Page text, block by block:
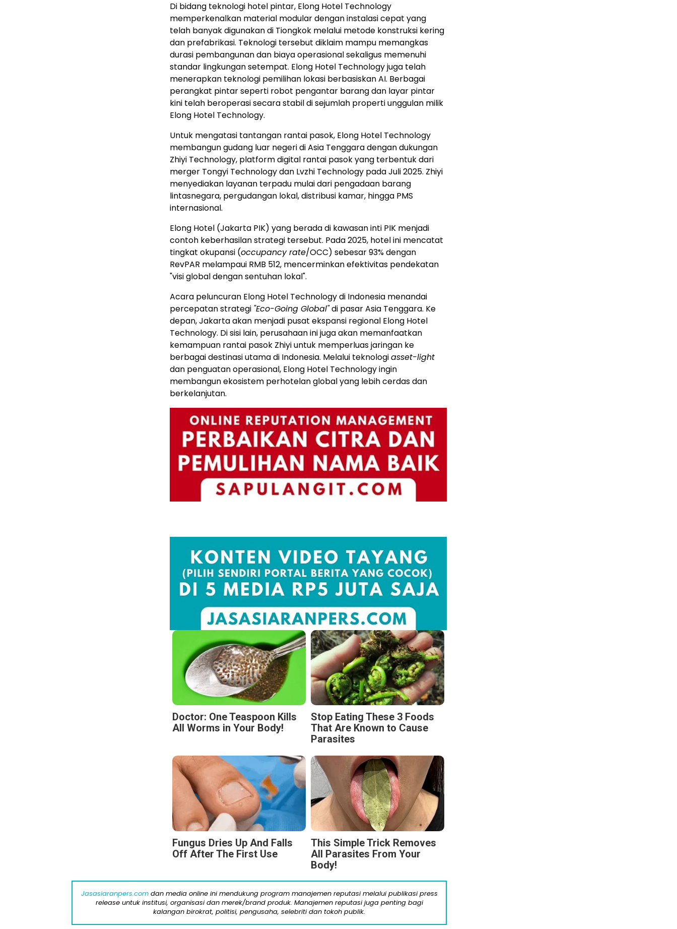
Di bidang teknologi hotel pintar, Elong Hotel Technology
memperkenalkan material modular dengan instalasi cepat yang
telah banyak digunakan di Tiongkok melalui metode konstruksi kering
dan prefabrikasi. Teknologi tersebut diklaim mampu memangkas
durasi pembangunan dan biaya operasional sekaligus memenuhi
standar lingkungan setempat. Elong Hotel Technology juga telah
menerapkan teknologi pemilihan lokasi berbasiskan AI. Berbagai
perangkat pintar seperti robot pengantar barang dan layar pintar
kini telah beroperasi secara stabil di sejumlah properti unggulan milik
Elong Hotel Technology.
Untuk mengatasi tantangan rantai pasok, Elong Hotel Technology
membangun gudang luar negeri di Asia Tenggara dengan dukungan
Zhiyi Technology, platform digital rantai pasok yang terbentuk dari
merger Tongyi Technology dan Lvzhi Technology pada Juli 2025. Zhiyi
menyediakan layanan terpadu mulai dari pengadaan barang
lintasnegara, pergudangan lokal, distribusi kamar, hingga PMS
internasional.
Elong Hotel (Jakarta PIK) yang berada di kawasan inti PIK menjadi
contoh keberhasilan strategi tersebut. Pada 2025, hotel ini mencatat
tingkat okupansi (occupancy rate/OCC) sebesar 93% dengan
RevPAR melampaui RMB 512, mencerminkan efektivitas pendekatan
"visi global dengan sentuhan lokal".
Acara peluncuran Elong Hotel Technology di Indonesia menandai
percepatan strategi "Eco-Going Global"di pasar Asia Tenggara. Ke
depan, Jakarta akan menjadi pusat ekspansi regional Elong Hotel
Technology. Di sisi lain, perusahaan ini juga akan memanfaatkan
kemampuan rantai pasok Zhiyi untuk memperluas jaringan ke
berbagai destinasi utama di Indonesia. Melalui teknologiasset-light
dan penguatan operasional, Elong Hotel Technology ingin
membangun ekosistem perhotelan global yang lebih cerdas dan
berkelanjutan.
Doctor: One Teaspoon Kills
All Worms in Your Body!
Stop Eating These 3 Foods
That Are Known to Cause
Parasites
Fungus Dries Up And Falls
Off After The First Use
This Simple Trick Removes
All Parasites From Your
Body!
Jasasiaranpers.comdan media online ini mendukung program manajemen reputasi melalui publikasi press
release untuk institusi, organisasi dan merek/brand produk. Manajemen reputasi juga penting bagi
kalangan birokrat, politisi, pengusaha, selebriti dan tokoh publik.